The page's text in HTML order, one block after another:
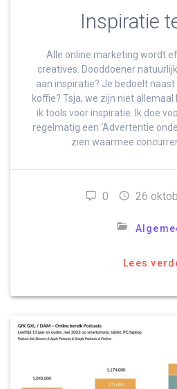
Inspiratie
Alle online marketing wordt
creatives. Dooddoener
aan inspiratie? Je bedoelt
koffie? Tsja, we zijn niet allemaal
ik tools voor inspiratie. Ik doe
regelmatig een ‘Advertentie
zien waarmee
0 26
Lees